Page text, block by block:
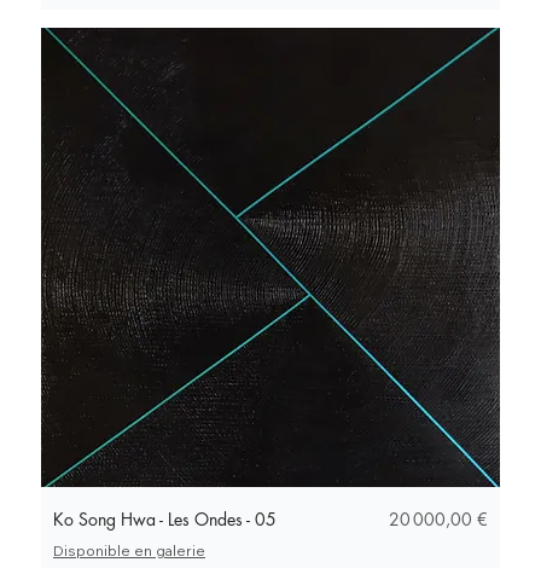
Ko Song Hwa - Les Ondes - 05 Prix
20 000,00 €
Disponible en galerie